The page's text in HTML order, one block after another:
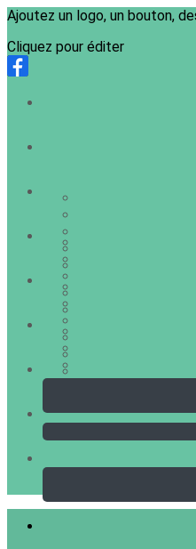
Ajoutez un logo, un bouton,
Cliquez pour éditer